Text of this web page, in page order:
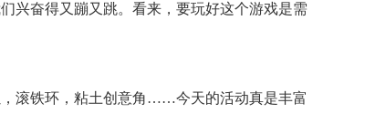
兴奋得又蹦又跳。看来，要玩好这个游戏是需
滚铁环，粘土创意角……今天的活动真是丰富